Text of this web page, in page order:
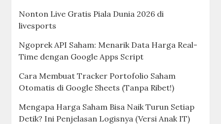
Nonton Live Gratis Piala Dunia 2026 di
livesports
Ngoprek API Saham: Menarik Data Harga Real-
Time dengan Google Apps Script
Cara Membuat Tracker Portofolio Saham
Otomatis di Google Sheets (Tanpa Ribet!)
Mengapa Harga Saham Bisa Naik Turun Setiap
Detik? Ini Penjelasan Logisnya (Versi Anak IT)